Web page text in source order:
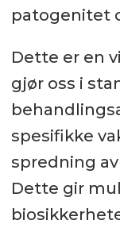
patogenitet
Dette er en
gjør oss i
spesifikke
spredning
Dette gir